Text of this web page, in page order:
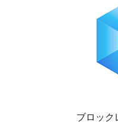
ブロック